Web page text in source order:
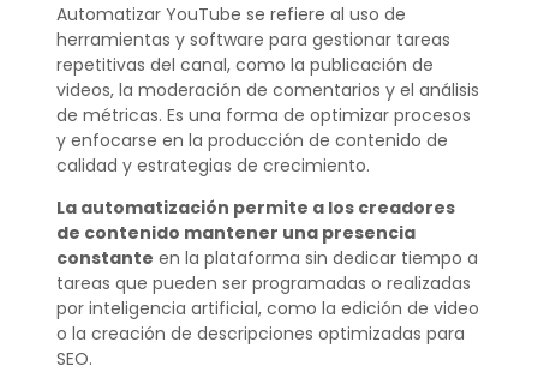
Automatizar YouTube se refiere al uso de
herramientas y software para gestionar tareas
repetitivas del canal, como la publicación de
videos, la moderación de comentarios y el análisis
de métricas. Es una forma de optimizar procesos
y enfocarse en la producción de contenido de
calidad y estrategias de crecimiento.
La automatización permite a los creadores
de contenido mantener una presencia
constante en la plataforma sin dedicar tiempo a
tareas que pueden ser programadas o realizadas
por inteligencia artificial, como la edición de video
o la creación de descripciones optimizadas para
SEO.